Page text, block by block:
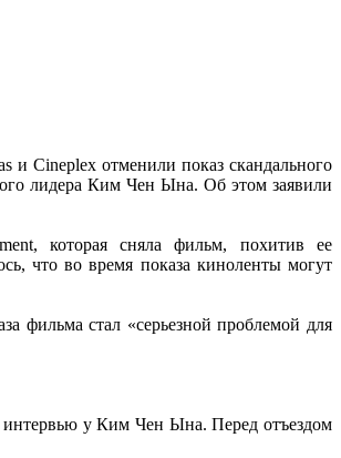
и Cineplex отменили показ скандального
лидера Ким Чен Ына. Об этом заявили
которая сняла фильм, похитив ее
что во время показа киноленты могут
фильма стал «серьезной проблемой для
интервью у Ким Чен Ына. Перед отъездом